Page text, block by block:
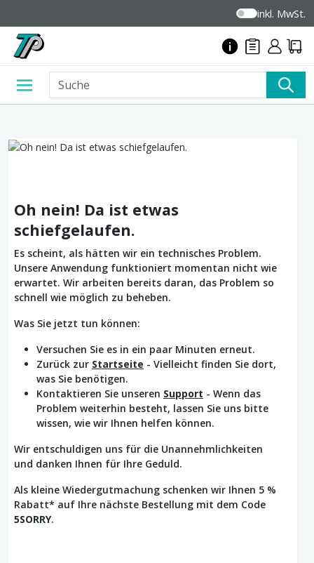
inkl. MwSt.
Oh nein! Da ist etwas
schiefgelaufen.
Es scheint, als hätten wir ein technisches Problem.
Unsere Anwendung funktioniert momentan nicht wie
erwartet. Wir arbeiten bereits daran, das Problem so
schnell wie möglich zu beheben.
Was Sie jetzt tun können:
Versuchen Sie es in ein paar Minuten erneut.
Zurück zur Startseite - Vielleicht finden Sie dort,
was Sie benötigen.
Kontaktieren Sie unseren Support - Wenn das
Problem weiterhin besteht, lassen Sie uns bitte
wissen, wie wir Ihnen helfen können.
Wir entschuldigen uns für die Unannehmlichkeiten
und danken Ihnen für Ihre Geduld.
Als kleine Wiedergutmachung schenken wir Ihnen 5 %
Rabatt* auf Ihre nächste Bestellung mit dem Code
5SORRY.